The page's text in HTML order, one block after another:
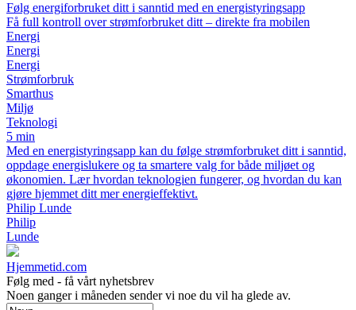
Følg energiforbruket ditt i sanntid med en energistyringsapp
Få full kontroll over strømforbruket ditt – direkte fra mobilen
Energi
Energi
Energi
Strømforbruk
Smarthus
Miljø
Teknologi
5 min
Med en energistyringsapp kan du følge strømforbruket ditt i sanntid,
oppdage energislukere og ta smartere valg for både miljøet og
økonomien. Lær hvordan teknologien fungerer, og hvordan du kan
gjøre hjemmet ditt mer energieffektivt.
Philip Lunde
Philip
Lunde
Hjemmetid.com
Følg med - få vårt nyhetsbrev
Noen ganger i måneden sender vi noe du vil ha glede av.